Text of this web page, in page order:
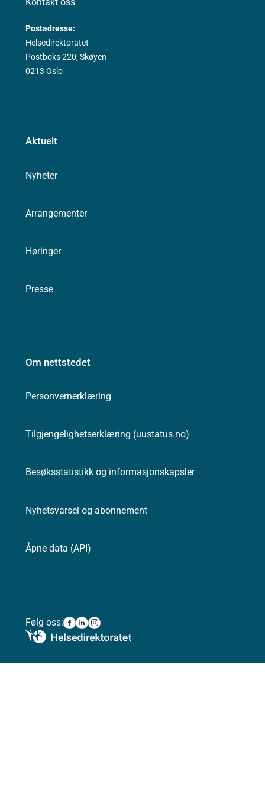
Postadresse:
Helsedirektoratet
Postboks 220, Skøyen
0213 Oslo
Aktuelt
Nyheter
Arrangementer
Høringer
Presse
Om nettstedet
Personvernerklæring
Tilgjengelighetserklæring (uustatus.no)
Besøksstatistikk og informasjonskapsler
Nyhetsvarsel og abonnement
Åpne data (API)
Følg oss: